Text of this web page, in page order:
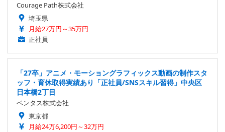
Courage Path株式会社
埼玉県
月給27万円～35万円
正社員
「27卒」アニメ・モーショングラフィックス動画の制作スタ
ッフ・育休取得実績あり「正社員/SNSスキル習得」中央区
日本橋2丁目
ベンタス株式会社
東京都
月給24万6,200円～32万円